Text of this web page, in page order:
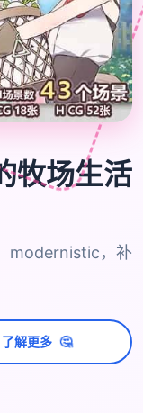
牧场生活
modernistic，补
了解更多 🤔